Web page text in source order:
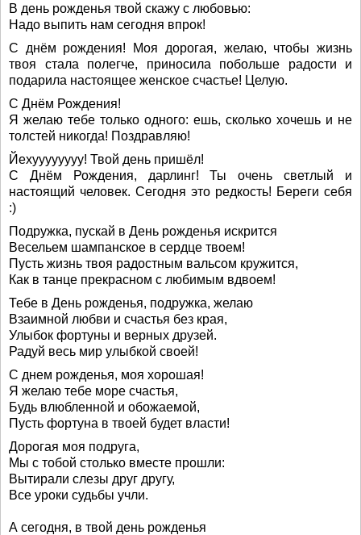
В день рожденья твой скажу с любовью:
Надо выпить нам сегодня впрок!
С днём рождения! Моя дорогая, желаю, чтобы жизнь
твоя стала полегче, приносила побольше радости и
подарила настоящее женское счастье! Целую.
С Днём Рождения!
Я желаю тебе только одного: ешь, сколько хочешь и не
толстей никогда! Поздравляю!
Йехуууууууу! Твой день пришёл!
С Днём Рождения, дарлинг! Ты очень светлый и
настоящий человек. Сегодня это редкость! Береги себя
:)
Подружка, пускай в День рожденья искрится
Весельем шампанское в сердце твоем!
Пусть жизнь твоя радостным вальсом кружится,
Как в танце прекрасном с любимым вдвоем!
Тебе в День рожденья, подружка, желаю
Взаимной любви и счастья без края,
Улыбок фортуны и верных друзей.
Радуй весь мир улыбкой своей!
С днем рожденья, моя хорошая!
Я желаю тебе море счастья,
Будь влюбленной и обожаемой,
Пусть фортуна в твоей будет власти!
Дорогая моя подруга,
Мы с тобой столько вместе прошли:
Вытирали слезы друг другу,
Все уроки судьбы учли.
А сегодня, в твой день рожденья